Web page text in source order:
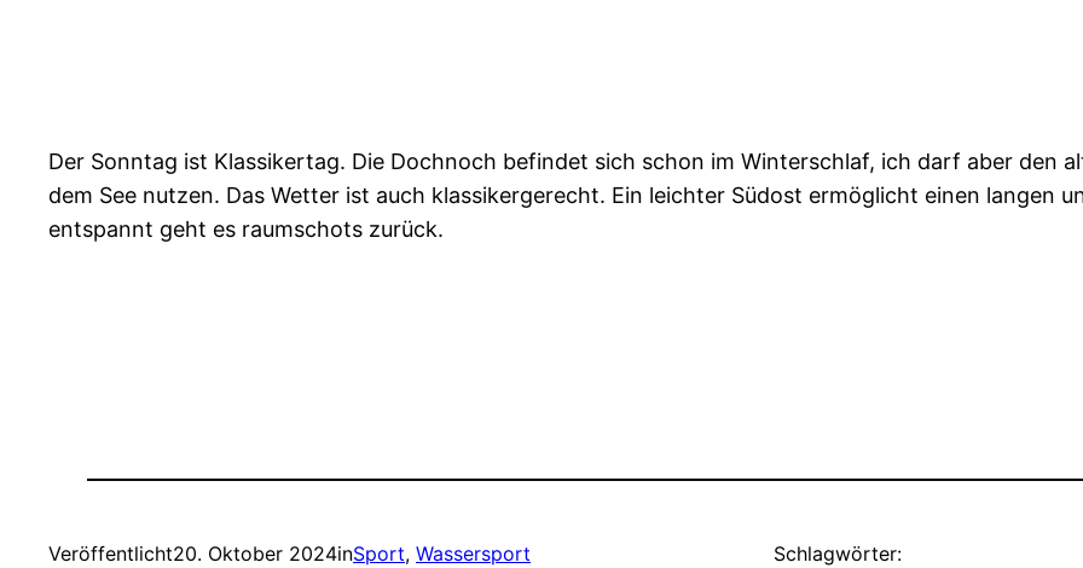
Der Sonntag ist Klassikertag. Die Dochnoch befindet sich schon im Winterschlaf, ich darf aber den
dem See nutzen. Das Wetter ist auch klassikergerecht. Ein leichter Südost ermöglicht einen langen
entspannt geht es raumschots zurück.
Veröffentlicht20. Oktober 2024inSport, Wassersport Schlagwörter: